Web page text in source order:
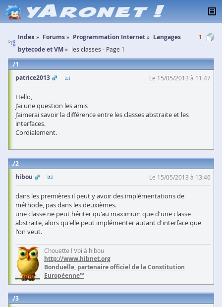
Index Forums Programmation Internet
Langages
bytecode et VM
les classes - Page 1
1
1
patrice2013
Le 15/05/2013 à 11:47
Hello,
J’ai une question les amis
J’aimerai savoir la différence entre les classes abstraite et les
interfaces.
Cordialement.
2
hibou
Le 15/05/2013 à 13:46
dans les premières il peut y avoir des implémentations de
méthode, pas dans les deuxièmes.
une classe ne peut hériter qu'au maximum que d'une classe
abstraite, alors qu'elle peut implémenter autant d'interface que
l'on veut.
Chouette ! Voilà hibou
http://www.hibnet.org
Bonduelle, partenaire officiel de la Constitution
Européenne™
3